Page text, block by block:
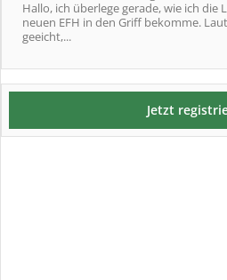
Hallo, ich überlege gerade, wie ich
neuen EFH in den Griff bekomme.
geeicht,...
Jetzt